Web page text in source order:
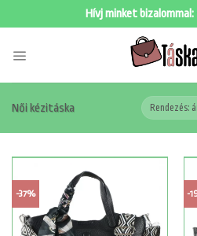
Hívj minket bizalommal:
Női kézitáska
-37% -